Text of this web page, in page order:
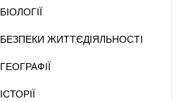
БІОЛОГІЇ
БЕЗПЕКИ ЖИТТЄДІЯЛЬНОСТІ
ГЕОГРАФІЇ
ІСТОРІЇ